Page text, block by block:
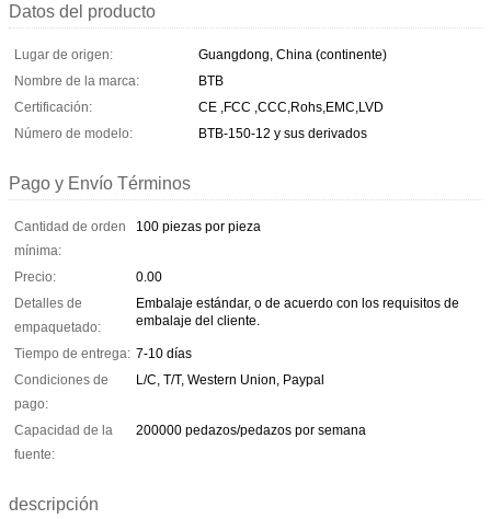
Datos del producto
Lugar de origen:
Guangdong, China (continente)
Nombre de la marca:
BTB
Certificación:
CE ,FCC ,CCC,Rohs,EMC,LVD
Número de modelo:
BTB-150-12 y sus derivados
Pago y Envío Términos
Cantidad de orden
mínima:
100 piezas por pieza
Precio:
0.00
Detalles de
empaquetado:
Embalaje estándar, o de acuerdo con los requisitos de
embalaje del cliente.
Tiempo de entrega: 7-10 días
Condiciones de
pago:
L/C, T/T, Western Union, Paypal
Capacidad de la
fuente:
200000 pedazos/pedazos por semana
descripción